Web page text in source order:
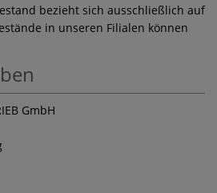
bezieht sich ausschließlich auf
in unseren Filialen können
GmbH